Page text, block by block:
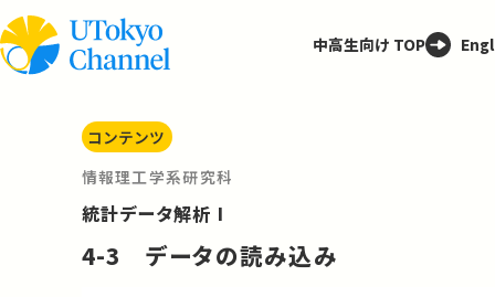
中高生向け TOP
コンテンツ
情報理工学系研究科
統計データ解析 I
4-3 データの読み込み